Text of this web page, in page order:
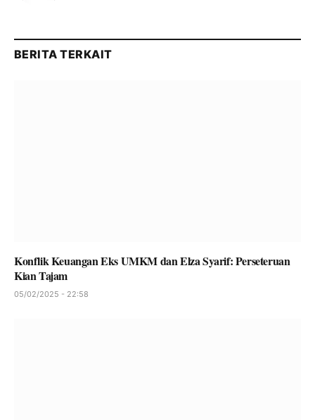
BERITA TERKAIT
Konflik Keuangan Eks UMKM dan Elza Syarif: Perseteruan
Kian Tajam
05/02/2025 - 22:58